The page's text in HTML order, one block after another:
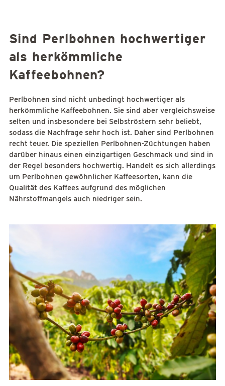
Sind Perlbohnen hochwertiger
als herkömmliche
Kaffeebohnen?
Perlbohnen sind nicht unbedingt hochwertiger als
herkömmliche Kaffeebohnen. Sie sind aber vergleichsweise
selten und insbesondere bei Selbströstern sehr beliebt,
sodass die Nachfrage sehr hoch ist. Daher sind Perlbohnen
recht teuer. Die speziellen Perlbohnen-Züchtungen haben
darüber hinaus einen einzigartigen Geschmack und sind in
der Regel besonders hochwertig. Handelt es sich allerdings
um Perlbohnen gewöhnlicher Kaffeesorten, kann die
Qualität des Kaffees aufgrund des möglichen
Nährstoffmangels auch niedriger sein.